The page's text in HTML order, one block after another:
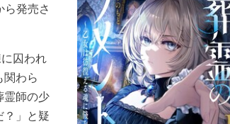
発売さ
囚われ
わら
霊師の少
？」と疑